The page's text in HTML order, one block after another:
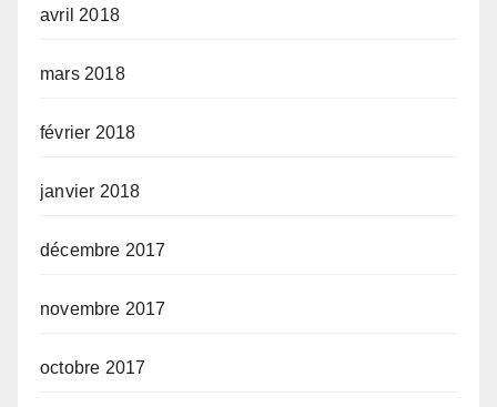
avril 2018
mars 2018
février 2018
janvier 2018
décembre 2017
novembre 2017
octobre 2017